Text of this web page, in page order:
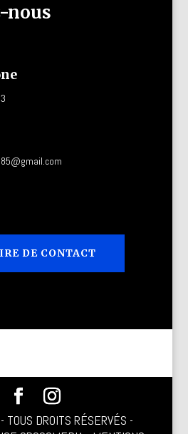
nous
DE CONTACT
TOUS DROITS RÉSERVÉS -